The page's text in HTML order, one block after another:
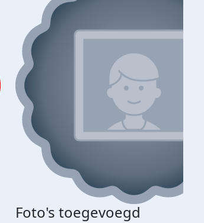
Foto's toegevoegd